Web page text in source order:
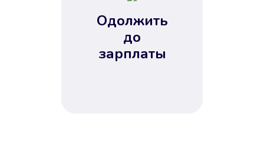
Одолжить
до
зарплаты